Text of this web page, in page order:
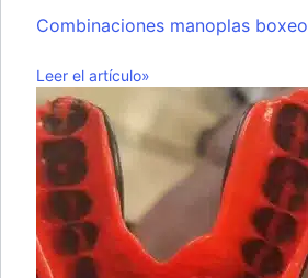
Combinaciones manoplas boxeo
Leer el artículo»